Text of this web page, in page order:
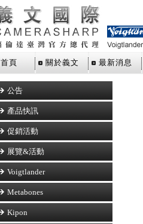
首頁 關於義文 最新消息
公告
產品快訊
促銷活動
展覽&活動
Voigtlander
Metabones
Kipon